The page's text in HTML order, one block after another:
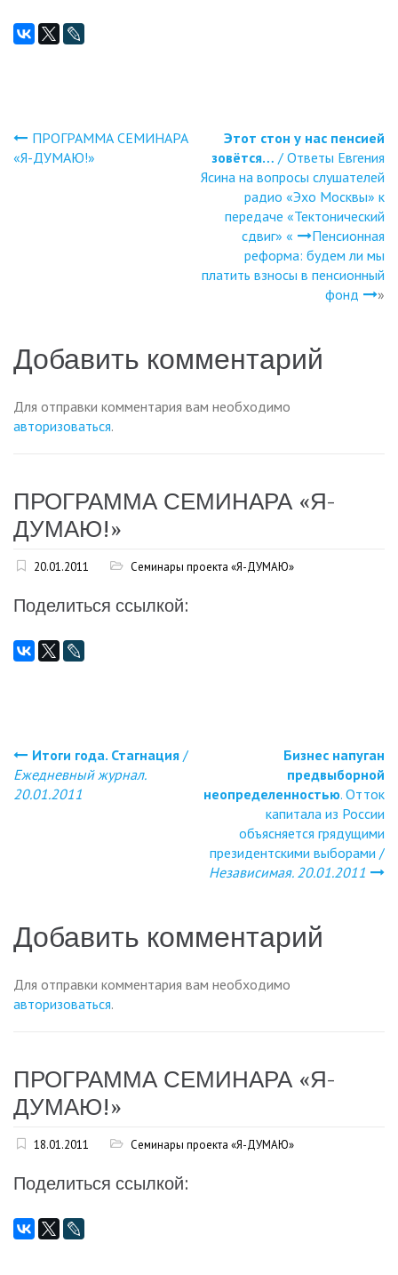
Навигация
ПРОГРАММА СЕМИНАРА
«Я-ДУМАЮ!»
Этот стон у нас пенсией
зовётся… / Ответы Евгения
Ясина на вопросы слушателей
радио «Эхо Москвы» к
передаче «Тектонический
сдвиг» «
Пенсионная
реформа: будем ли мы
платить взносы в пенсионный
фонд
»
Добавить комментарий
Для отправки комментария вам необходимо
авторизоваться.
ПРОГРАММА СЕМИНАРА «Я-
ДУМАЮ!»
20.01.2011 Семинары проекта «Я-ДУМАЮ»
Поделиться ссылкой:
Навигация
по
Итоги года. Стагнация /
Ежедневный журнал.
20.01.2011
Бизнес напуган
предвыборной
неопределенностью. Отток
капитала из России
объясняется грядущими
президентскими выборами /
Независимая. 20.01.2011
Добавить комментарий
Для отправки комментария вам необходимо
авторизоваться.
ПРОГРАММА СЕМИНАРА «Я-
ДУМАЮ!»
18.01.2011 Семинары проекта «Я-ДУМАЮ»
Поделиться ссылкой: